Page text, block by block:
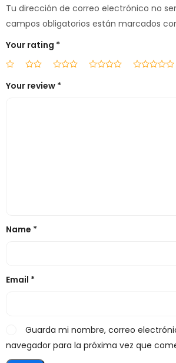
Tu dirección de correo electrónico no
campos obligatorios están marcados
Your rating *
Your review *
Name *
Email *
Guarda mi nombre, correo
navegador para la próxima vez que